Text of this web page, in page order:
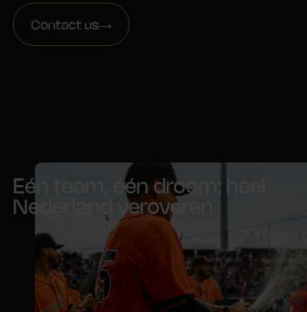
Contact us
Eén team, één droom: heel
Nederland veroveren